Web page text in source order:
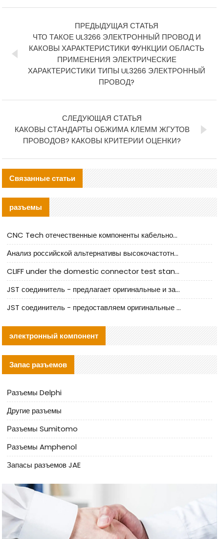
ПРЕДЫДУЩАЯ СТАТЬЯ
ЧТО ТАКОЕ UL3266 ЭЛЕКТРОННЫЙ ПРОВОД И
КАКОВЫ ХАРАКТЕРИСТИКИ ФУНКЦИИ ОБЛАСТЬ
ПРИМЕНЕНИЯ ЭЛЕКТРИЧЕСКИЕ
ХАРАКТЕРИСТИКИ ТИПЫ UL3266 ЭЛЕКТРОННЫЙ
ПРОВОД?
СЛЕДУЮЩАЯ СТАТЬЯ
КАКОВЫ СТАНДАРТЫ ОБЖИМА КЛЕММ ЖГУТОВ
ПРОВОДОВ? КАКОВЫ КРИТЕРИИ ОЦЕНКИ?
Связанные статьи
разъемы
CNC Tech отечественные компоненты кабельной арматуры оценка и руководство по производственному внедрению
Анализ российской альтернативы высокочастотных кабельных колодцев I-PEX
CLIFF under the domestic connector test standard update
JST соединитель - предлагает оригинальные и заменяющие JST NSHR-02V-S соединители
JST соединитель - предоставляем оригинальные JST GHR-09V-S соединители и их аналоги
электронный компонент
Запас разъемов
Разъемы Delphi
Другие разъемы
Разъемы Sumitomo
Разъемы Amphenol
Запасы разъемов JAE